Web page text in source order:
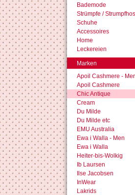
Bademode
Strümpfe /
Schuhe
Accessoires
Home
Leckereien
Marken
Apoil Cashmere -
Apoil Cashmere
Chic Antique
Cream
Du Milde
Du Milde etc
EMU Australia
Ewa i Walla - Men
Ewa i Walla
Heiter-bis-Wolkig
Ib Laursen
Ilse Jacobsen
InWear
Lakrids